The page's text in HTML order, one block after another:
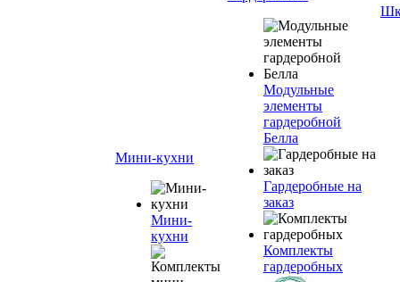
Мини-кухни
Мини-
кухни
Модульные
элементы
гардеробной
Белла
Гардеробные на
заказ
Комплекты
гардеробных